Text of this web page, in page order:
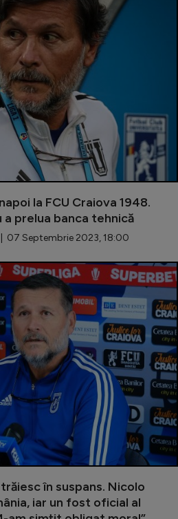
la FCU Craiova 1948.
prelua banca tehnică
07 Septembrie 2023, 18:00
în suspans. Nicolo
iar un fost oficial al